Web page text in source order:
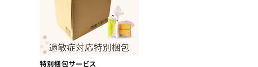
特別梱包サービス